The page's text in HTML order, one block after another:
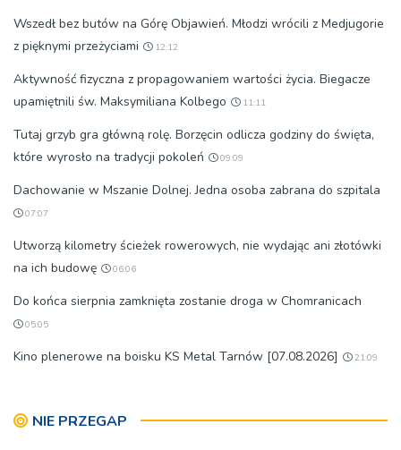
Wszedł bez butów na Górę Objawień. Młodzi wrócili z Medjugorie
z pięknymi przeżyciami
12:12
Aktywność fizyczna z propagowaniem wartości życia. Biegacze
upamiętnili św. Maksymiliana Kolbego
11:11
Tutaj grzyb gra główną rolę. Borzęcin odlicza godziny do święta,
które wyrosło na tradycji pokoleń
09:09
Dachowanie w Mszanie Dolnej. Jedna osoba zabrana do szpitala
07:07
Utworzą kilometry ścieżek rowerowych, nie wydając ani złotówki
na ich budowę
06:06
Do końca sierpnia zamknięta zostanie droga w Chomranicach
05:05
Kino plenerowe na boisku KS Metal Tarnów [07.08.2026] 21:09
NIE PRZEGAP